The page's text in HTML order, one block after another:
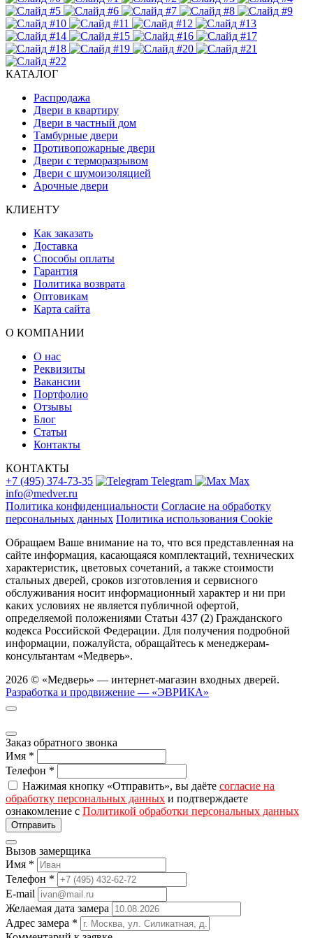
КАТАЛОГ
Распродажа
Двери в квартиру
Двери в частный дом
Тамбурные двери
Противопожарные двери
Двери с терморазрывом
Двери с шумоизоляцией
Арочные двери
КЛИЕНТУ
Как заказать
Доставка
Способы оплаты
Гарантия
Политика возврата
Оптовикам
Карта сайта
О КОМПАНИИ
О нас
Реквизиты
Вакансии
Портфолио
Отзывы
Блог
Статьи
Контакты
КОНТАКТЫ
+7 (495) 374-73-35
Telegram
Max
info@medver.ru
Политика конфиденциальности Согласие на обработку
персональных данных Политика использования Cookie
Обращаем Ваше внимание на то, что вся представленная на
сайте информация, касающаяся комплектаций, технических
характеристик, цветовых сочетаний, а также стоимости
стальных дверей, сроков изготовления и сервисного
обслуживания носит информационный характер и ни при
каких условиях не является публичной офертой,
определяемой положениями Статьи 437 (2) Гражданского
кодекса Российской Федерации. Для получения подробной
информации, пожалуйста, обращайтесь к менеджерам-
консультантам «Медверь».
2026 © «Медверь» — интернет-магазин входных дверей.
Разработка и продвижение — «ЭВРИКА»
Заказ обратного звонка
Имя *
Телефон *
Нажимая кнопку «Отправить», вы даёте согласие на
обработку персональных данных и подтверждаете
ознакомление с Политикой обработки персональных данных
Вызов замерщика
Имя *
Телефон *
E-mail
Желаемая дата замера
Адрес замера *